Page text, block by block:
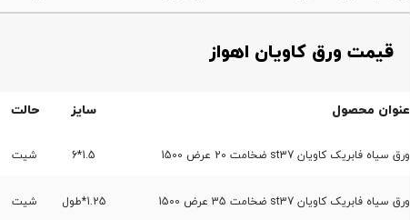
قیمت ورق کاویان اهواز
عنوان محصول سایز حالت
ورق سیاه فابریک کاویان st37 ضخامت 20 عرض 1500 1.5*6 شیت
ورق سیاه فابریک کاویان st37 ضخامت 35 عرض 1500 1.25*طول شیت